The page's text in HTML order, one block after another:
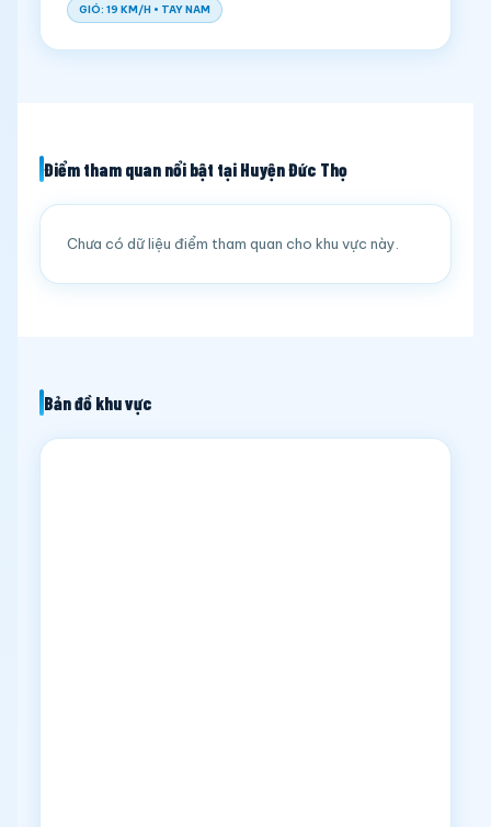
GIÓ: 19 KM/H • TAY NAM
Điểm tham quan nổi bật tại Huyện Đức Thọ
Chưa có dữ liệu điểm tham quan cho khu vực này.
Bản đồ khu vực